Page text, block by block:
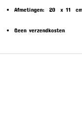
Afmetingen: 20 x 11
Geen verzendkosten